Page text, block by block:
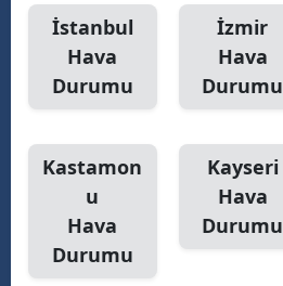
İstanbul
Hava
Durumu
İzmir
Hava
Durumu
Kastamon
u
Hava
Durumu
Kayseri
Hava
Durumu